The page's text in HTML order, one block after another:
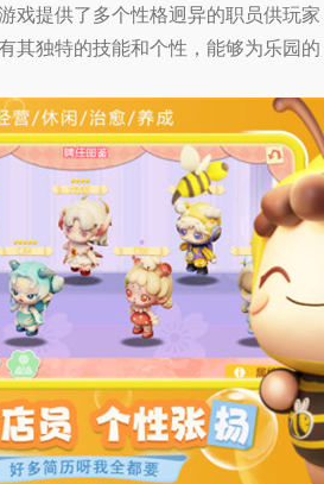
游戏提供了多个性格迥异的职员供玩家
其独特的技能和个性，能够为乐园的